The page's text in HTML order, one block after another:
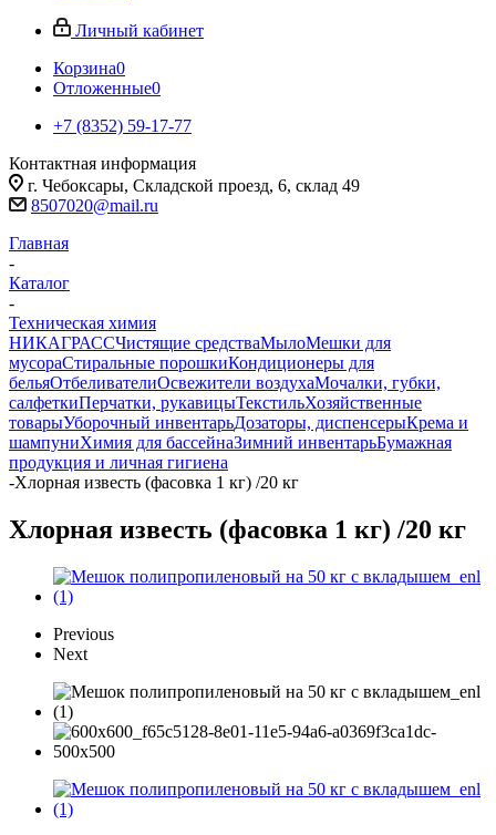
Личный кабинет
Корзина0
Отложенные0
+7 (8352) 59-17-77
Контактная информация
г. Чебоксары, Складской проезд, 6, склад 49
8507020@mail.ru
Главная
-
Каталог
-
Техническая химия
НИКАГРАССЧистящие средстваМылоМешки для
мусораСтиральные порошкиКондиционеры для
бельяОтбеливателиОсвежители воздухаМочалки, губки,
салфеткиПерчатки, рукавицыТекстильХозяйственные
товарыУборочный инвентарьДозаторы, диспенсерыКрема и
шампуниХимия для бассейнаЗимний инвентарьБумажная
продукция и личная гигиена
-Хлорная известь (фасовка 1 кг) /20 кг
Хлорная известь (фасовка 1 кг) /20 кг
Previous
Next